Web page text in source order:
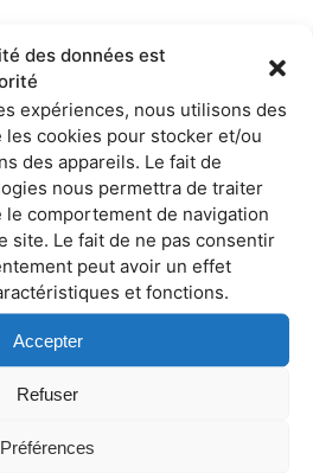
des données est
expériences, nous utilisons des
cookies pour stocker et/ou
des appareils. Le fait de
nous permettra de traiter
comportement de navigation
site. Le fait de ne pas consentir
peut avoir un effet
et fonctions.
Accepter
Refuser
Préférences